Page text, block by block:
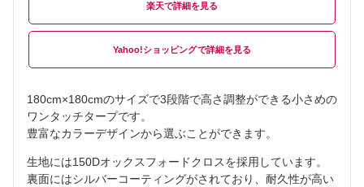
楽天
Yahoo!ショッピング
180cm×180cmのサイズで3段階で高さ調整ができる小さめの
ワンタッチタープです。
豊富なカラーデザインから選ぶことができます。
生地には150Dオックスフォードクロスを採用しています。
裏面にはシルバーコーティングがされており、耐久性が高い